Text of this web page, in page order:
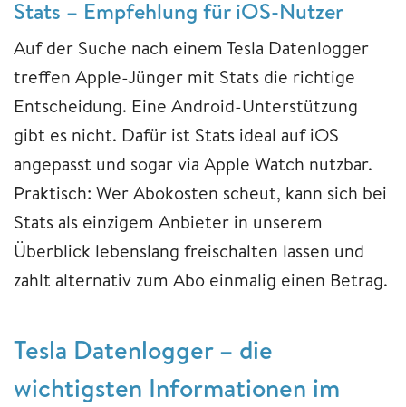
Stats – Empfehlung für iOS-Nutzer
Auf der Suche nach einem Tesla Datenlogger
treffen Apple-Jünger mit Stats die richtige
Entscheidung. Eine Android-Unterstützung
gibt es nicht. Dafür ist Stats ideal auf iOS
angepasst und sogar via Apple Watch nutzbar.
Praktisch: Wer Abokosten scheut, kann sich bei
Stats als einzigem Anbieter in unserem
Überblick lebenslang freischalten lassen und
zahlt alternativ zum Abo einmalig einen Betrag.
Tesla Datenlogger – die
wichtigsten Informationen im